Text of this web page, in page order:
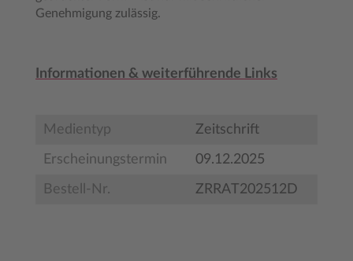
Genehmigung zulässig.
Informationen & weiterführende Links
Medientyp Zeitschrift
Erscheinungstermin 09.12.2025
Bestell-Nr. ZRRAT202512D